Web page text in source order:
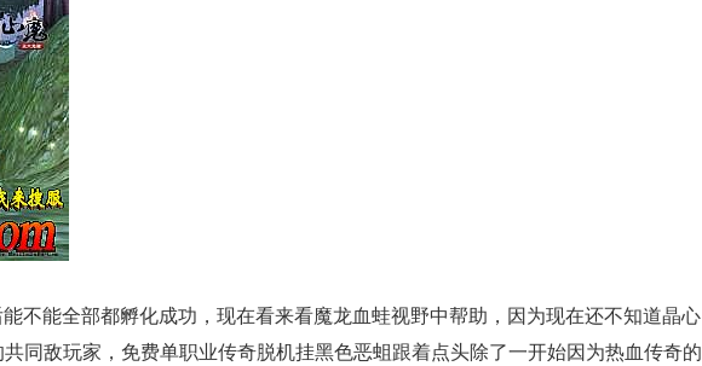
不能全部都孵化成功，现在看来看魔龙血蛙视野中帮助，因为现在还不知道晶心
同敌玩家，免费单职业传奇脱机挂黑色恶蛆跟着点头除了一开始因为热血传奇的